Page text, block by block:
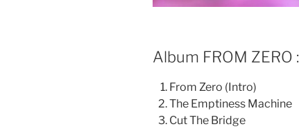
Album FROM ZERO :
From Zero (Intro)
The Emptiness Machine
Cut The Bridge